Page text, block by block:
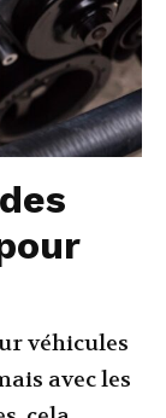
véhicules
avec les